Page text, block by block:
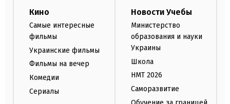
Кино
Самые интересные
фильмы
Украинские фильмы
Фильмы на вечер
Комедии
Сериалы
Новости Учебы
Министерство
образования и науки
Украины
Школа
НМТ 2026
Саморазвитие